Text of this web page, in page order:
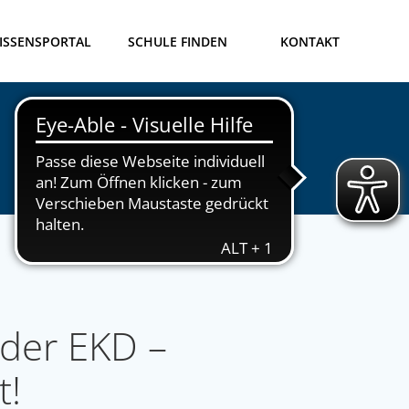
SCHULE FINDEN KONTAKT
EKD –